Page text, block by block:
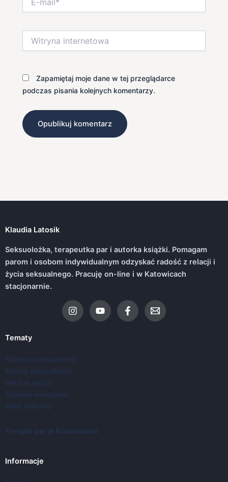
mail*
internetowa
Zapamiętaj moje dane w tej przeglądarce
podczas pisania kolejnych komentarzy.
Klaudia Latosik
Seksuolożka, terapeutka par i autorka książki. Pomagam
parom i osobom indywidualnym odzyskać radość z relacji i
życia seksualnego. Pracuję on-line i w Katowicach
stacjonarnie.
Tematy
Kobieca seksualność
Męska seksualność
Seks w parze
Zdrowie seksualne
Seks kinkowy
Terapia par w Katowicach
Informacje